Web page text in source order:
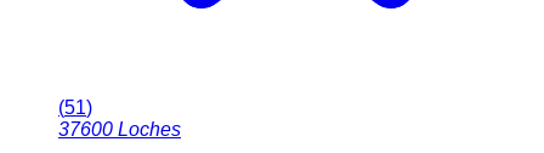
(51)
37600 Loches